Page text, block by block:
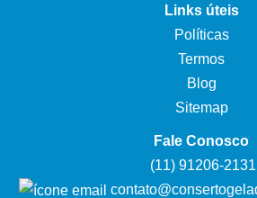
Links úteis
Políticas
Termos
Blog
Sitemap
Fale Conosco
(11) 91206-2131